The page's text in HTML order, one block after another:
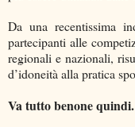
Da una recentissima
partecipanti alle
regionali e nazionali,
d’idoneità alla pratica
Va tutto benone